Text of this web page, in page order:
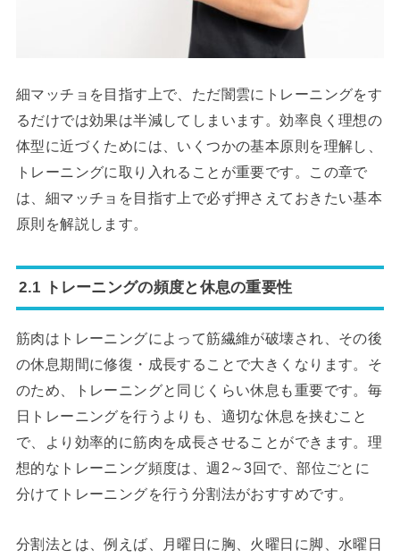
細マッチョを目指す上で、ただ闇雲にトレーニングをす
るだけでは効果は半減してしまいます。効率良く理想の
体型に近づくためには、いくつかの基本原則を理解し、
トレーニングに取り入れることが重要です。この章で
は、細マッチョを目指す上で必ず押さえておきたい基本
原則を解説します。
2.1 トレーニングの頻度と休息の重要性
筋肉はトレーニングによって筋繊維が破壊され、その後
の休息期間に修復・成長することで大きくなります。そ
のため、トレーニングと同じくらい休息も重要です。毎
日トレーニングを行うよりも、適切な休息を挟むこと
で、より効率的に筋肉を成長させることができます。理
想的なトレーニング頻度は、週2～3回で、部位ごとに
分けてトレーニングを行う分割法がおすすめです。
分割法とは、例えば、月曜日に胸、火曜日に脚、水曜日